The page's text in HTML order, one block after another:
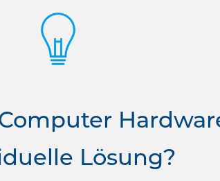
Lösung?